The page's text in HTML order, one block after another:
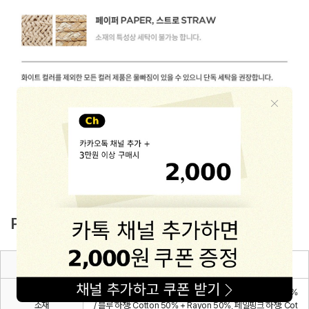
PRODUCT INFO
아기 모자
소재
겉감: Cotton 100% / 안감: Polyester 65% + Cotton 35%
/ 블루 하챙: Cotton 50% + Rayon 50%, 페일핑크 하챙: Cot